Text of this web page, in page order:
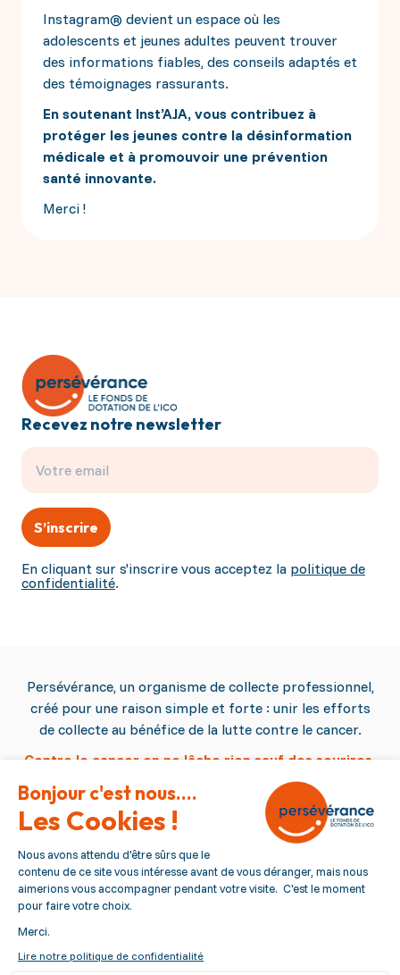
Instagram® devient un espace où les
adolescents et jeunes adultes peuvent trouver
des informations fiables, des conseils adaptés et
des témoignages rassurants.
En soutenant Inst’AJA, vous contribuez à
protéger les jeunes contre la désinformation
médicale et à promouvoir une prévention
santé innovante.
Merci !
Recevez notre newsletter
En cliquant sur s'inscrire vous acceptez la politique de
confidentialité.
S’inscrire
Persévérance, un organisme de collecte professionnel,
créé pour une raison simple et forte : unir les efforts
de collecte au bénéfice de la lutte contre le cancer.
Contre le cancer on ne lâche rien sauf des sourires.
Persévérance
Qui sommes nous ?
Nous contacter
Nous suivre
Pied de page
Politique de confidentialité
Mentions légales